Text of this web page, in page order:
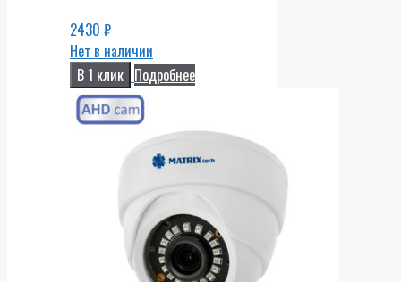
2430 ₽
Нет в наличии
В 1 клик Подробнее